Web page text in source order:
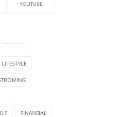
YOUTUBE
LIFESTYLE
FINANSIAL